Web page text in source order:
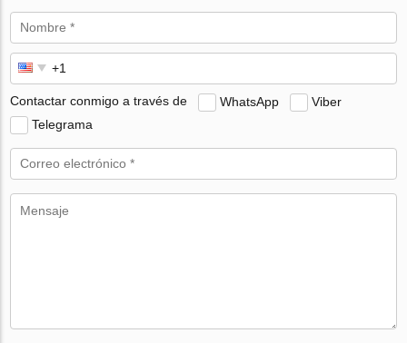
Contactar conmigo a través de WhatsApp
Viber
Telegrama